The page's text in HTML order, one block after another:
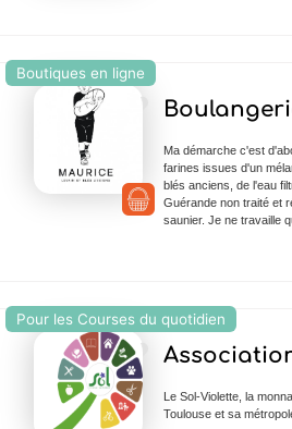
Boutiques en ligne
Ma démarche c'est
farines issues d'un
blés anciens, de l'eau
Guérande non traité et
saunier. Je ne travaille
Pour les Courses du quotidien
Le Sol-Violette, la
Toulouse et sa